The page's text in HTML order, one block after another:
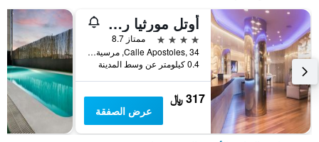
أوتل مورثيا رينكون دي بيبي أفيليتيد باي ميليا
4 نجوم
ممتاز 8.7
Calle Apostoles, 34, مرسية, أسبانيا
0.4 كيلومتر عن وسط المدينة
317 ﷼
عرض الصفقة